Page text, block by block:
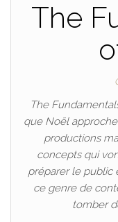
The
The
que Noël
productions
concepts qui
préparer le public
ce genre de
tomber